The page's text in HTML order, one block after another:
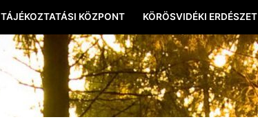
TÁJÉKOZTATÁSI KÖZPONT KÖRÖSVIDÉKI ERDÉSZET